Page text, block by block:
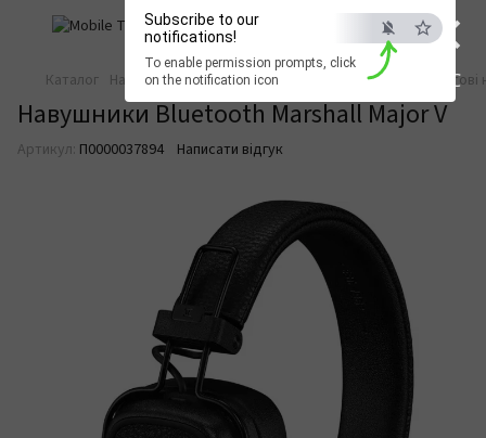
×
ESC
Subscribe to our
notifications!
To enable permission prompts, click
on the notification icon
Каталог Навушники та аудіо Накладні навушники Бездротові
Навушники Bluetooth Marshall Major V
Артикул: П0000037894 Написати відгук